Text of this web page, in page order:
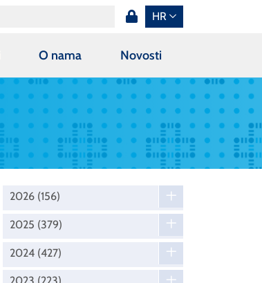
HR
O nama Novosti
2026 (156)
2025 (379)
2024 (427)